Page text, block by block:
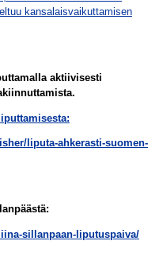
kansalaisvaikuttamisen
aktiivisesti
liputa-ahkerasti-suomen-
sillanpaan-liputuspaiva/